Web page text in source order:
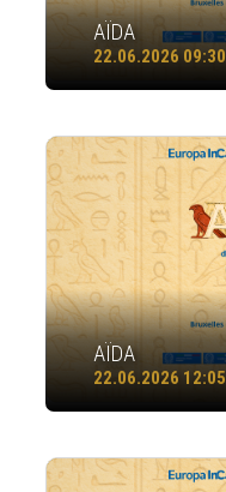
AÏDA
22.06.2026 09:30
AÏDA
22.06.2026 12:05